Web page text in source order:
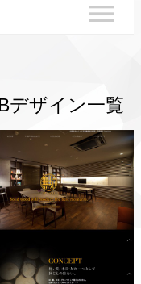
デザイン一覧